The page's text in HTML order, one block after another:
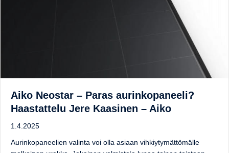
Aiko Neostar – Paras aurinkopaneeli?
Haastattelu Jere Kaasinen – Aiko
1.4.2025
Aurinkopaneelien valinta voi olla asiaan vihkiytymättömälle